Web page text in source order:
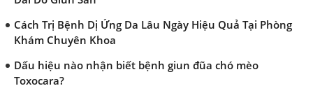
Khám Chuyên Khoa
Dấu hiệu nào nhận biết bệnh giun đũa chó mèo
Toxocara?